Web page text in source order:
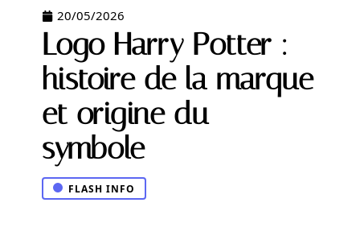
20/05/2026
Logo Harry Potter :
histoire de la marque
et origine du
symbole
FLASH INFO